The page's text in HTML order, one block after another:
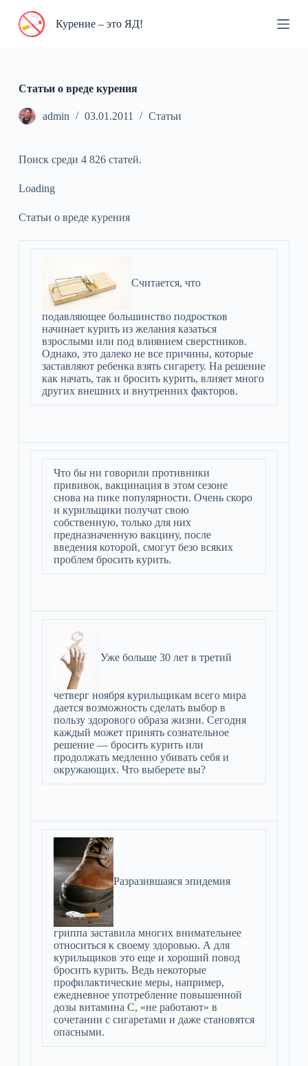
П
и
Курение – это ЯД!
Статьи о вреде курения
admin 03.01.2011 Статьи
Поиск среди 4 826 статей.
Loading
Статьи о вреде курения
Считается, что
подавляющее большинство подростков
начинает курить из желания казаться
взрослыми или под влиянием сверстников.
Однако, это далеко не все причины, которые
заставляют ребенка взять сигарету. На решение
как начать, так и бросить курить, влияет много
других внешних и внутренних факторов.
Что бы ни говорили противники
прививок, вакцинация в этом сезоне
снова на пике популярности. Очень скоро
и курильщики получат свою
собственную, только для них
предназначенную вакцину, после
введения которой, смогут безо всяких
проблем бросить курить.
Уже больше 30 лет в третий
четверг ноября курильщикам всего мира
дается возможность сделать выбор в
пользу здорового образа жизни. Сегодня
каждый может принять сознательное
решение — бросить курить или
продолжать медленно убивать себя и
окружающих. Что выберете вы?
Разразившаяся эпидемия
гриппа заставила многих внимательнее
относиться к своему здоровью. А для
курильщиков это еще и хороший повод
бросить курить. Ведь некоторые
профилактические меры, например,
ежедневное употребление повышенной
дозы витамина С, «не работают» в
сочетании с сигаретами и даже становятся
опасными.